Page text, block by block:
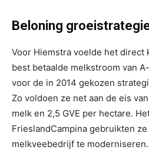
Beloning
Voor Hiemstra voelde het direct
best betaalde melkstroom van
voor de in 2014 gekozen
Zo voldoen ze net aan de eis
melk en 2,5 GVE per hectare.
FrieslandCampina gebruikten
melkveebedrijf te